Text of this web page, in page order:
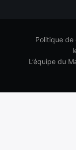
Politique
L’équipe du